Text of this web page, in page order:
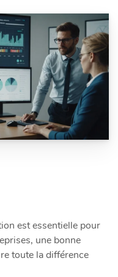
est essentielle pour
une bonne
toute la différence